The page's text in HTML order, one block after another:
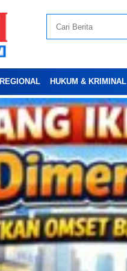
REGIONAL HUKUM & KRIMINAL
Advertesment